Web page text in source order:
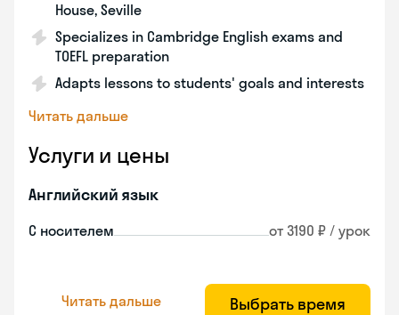
House, Seville
Specializes in Cambridge English exams and
TOEFL preparation
Adapts lessons to students' goals and interests
Читать дальше
Услуги и цены
Английский язык
С носителем от 3190 ₽ / урок
Читать дальше Выбрать время